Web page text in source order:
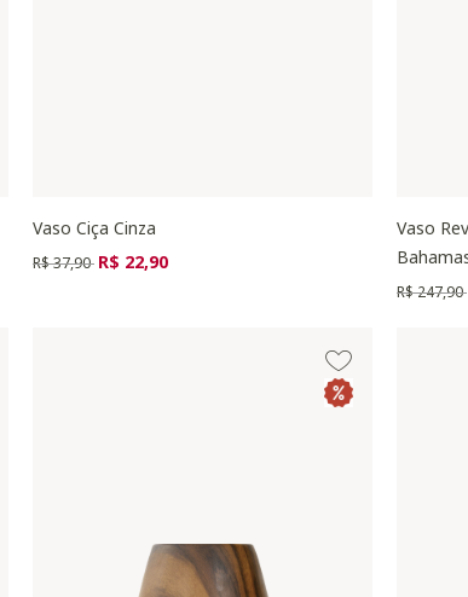
Vaso Ciça Cinza
Preço reduzido de
R$ 37,90 para
R$ 22,90
Vaso
Preço
R$ 247,90